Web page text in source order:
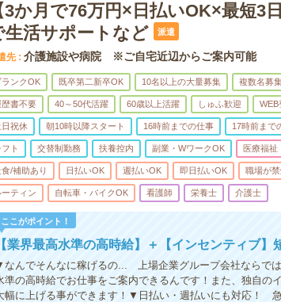
3か月で76万円×日払いOK×最短3
生活サポートなど
派遣
先 介護施設や病院 ※ご自宅近辺からご案内可能
ランクOK 既卒第二新卒OK 10名以上の大量募集 複数名募
歴書不要 40～50代活躍 60歳以上活躍 しゅふ歓迎 WEB
日祝休 朝10時以降スタート 16時前までの仕事 17時前まで
フト 交替制勤務 扶養控内 副業・WワークOK 医療福祉
食/補助あり 日払いOK 週払いOK 即日払いOK 職場が
ーティン 自転車・バイクOK 看護師 栄養士 介護士
ここがポイント！
【業界最高水準の高時給】＋【インセンティブ】
なんでそんなに稼げるの... 上場企業グループ会社ならで
準の高時給でお仕事をご案内できるんです！また、独自の
幅に上げる事ができます！▼日払い・週払いにも対応！